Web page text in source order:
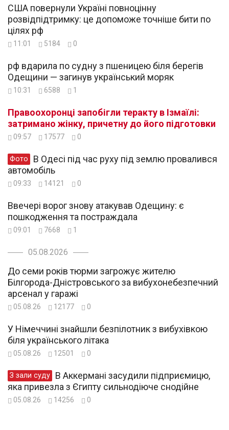
США повернули Україні повноцінну
розвідпідтримку: це допоможе точніше бити по
цілях рф
11:01 5184 0
рф вдарила по судну з пшеницею біля берегів
Одещини — загинув український моряк
10:31 6588 1
Правоохоронці запобігли теракту в Ізмаїлі:
затримано жінку, причетну до його підготовки
09:57 17577 0
Фото
автомобіль
09:33 14121 0
Ввечері ворог знову атакував Одещину: є
пошкодження та постраждала
09:01 7668 1
05.08.2026
До семи років тюрми загрожує жителю
Білгорода-Дністровського за вибухонебезпечний
арсенал у гаражі
05.08.26 12177 0
У Німеччині знайшли безпілотник з вибухівкою
біля українського літака
05.08.26 12501 0
З зали суду
яка привезла з Єгипту сильнодіюче снодійне
05.08.26 14256 0